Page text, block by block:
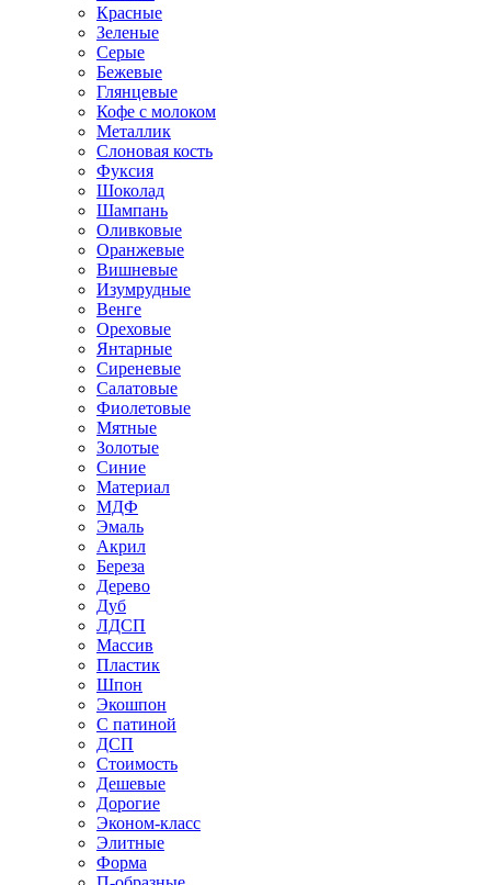
Красные
Зеленые
Серые
Бежевые
Глянцевые
Кофе с молоком
Металлик
Слоновая кость
Фуксия
Шоколад
Шампань
Оливковые
Оранжевые
Вишневые
Изумрудные
Венге
Ореховые
Янтарные
Сиреневые
Салатовые
Фиолетовые
Мятные
Золотые
Синие
Материал
МДФ
Эмаль
Акрил
Береза
Дерево
Дуб
ЛДСП
Массив
Пластик
Шпон
Экошпон
С патиной
ДСП
Стоимость
Дешевые
Дорогие
Эконом-класс
Элитные
Форма